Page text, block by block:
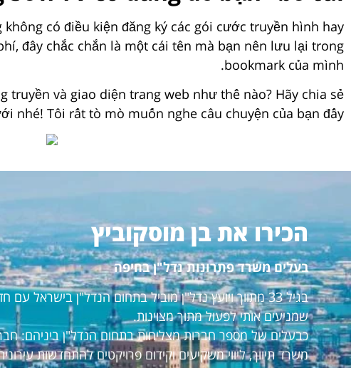
có điều kiện đăng ký các gói cước truyền hình hay
đây chắc chắn là một cái tên mà bạn nên lưu lại trong
bookmark của mình.
truyền và giao diện trang web như thế nào? Hãy chia sẻ
nhé! Tôi rất tò mò muốn nghe câu chuyện của bạn đấy!
הכירו את בן מוסקוביץ
בעלים משרד פתרונות נדל"ן בחיפה
בגיל 33 מתווך ויועץ נדל"ן מוביל בתחום הנדל"ן בישראל
שמניעים אותי לפעול מתוך מצוינות.
כבעלים של מספר חברות מצליחות בתחום הנדל"ן ביניהם:
משרד תיווך, ליווי משקיעים וקידום פרויקטים להתחדשות